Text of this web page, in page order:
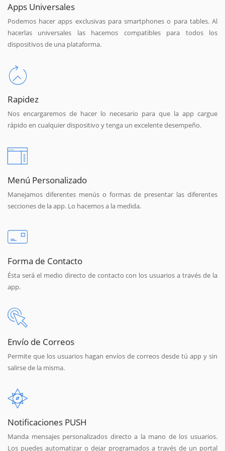
Apps Universales
Podemos hacer apps exclusivas para smartphones o para tables. Al
hacerlas universales las hacemos compatibles para todos los
dispositivos de una plataforma.
Rapidez
Nos encargaremos de hacer lo necesario para que la app cargue
rápido en cualquier dispositivo y tenga un excelente desempeño.
Menú Personalizado
Manejamos diferentes menús o formas de presentar las diferentes
secciones de la app. Lo hacemos a la medida.
Forma de Contacto
Ésta será el medio directo de contacto con los usuarios a través de la
app.
Envío de Correos
Permite que los usuarios hagan envíos de correos desde tú app y sin
salirse de la misma.
Notificaciones PUSH
Manda mensajes personalizados directo a la mano de los usuarios.
Los puedes automatizar o dejar programados a través de un portal